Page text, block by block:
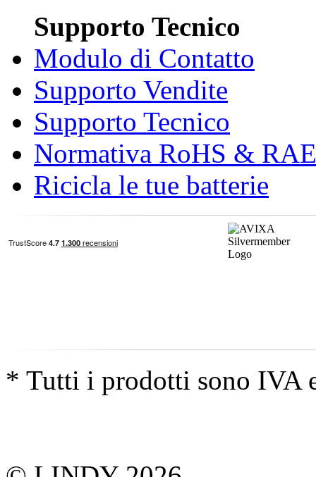
Supporto Tecnico
Modulo di Contatto
Supporto Vendite
Supporto Tecnico
Normativa RoHS &
Ricicla le tue batterie
* Tutti i prodotti sono IVA